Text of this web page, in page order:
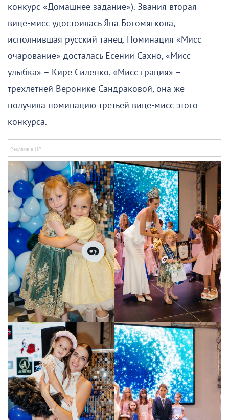
конкурс «Домашнее задание»). Звания вторая
вице-мисс удостоилась Яна Богомягкова,
исполнившая русский танец. Номинация «Мисс
очарование» досталась Есении Сахно, «Мисс
улыбка» – Кире Силенко, «Мисс грация» –
трехлетней Веронике Сандраковой, она же
получила номинацию третьей вице-мисс этого
конкурса.